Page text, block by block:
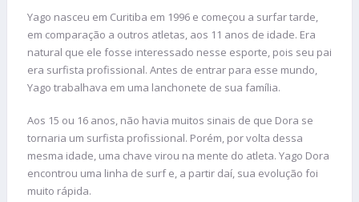
Yago nasceu em Curitiba em 1996 e começou a surfar tarde,
em comparação a outros atletas, aos 11 anos de idade. Era
natural que ele fosse interessado nesse esporte, pois seu pai
era surfista profissional. Antes de entrar para esse mundo,
Yago trabalhava em uma lanchonete de sua família.
Aos 15 ou 16 anos, não havia muitos sinais de que Dora se
tornaria um surfista profissional. Porém, por volta dessa
mesma idade, uma chave virou na mente do atleta. Yago Dora
encontrou uma linha de surf e, a partir daí, sua evolução foi
muito rápida.